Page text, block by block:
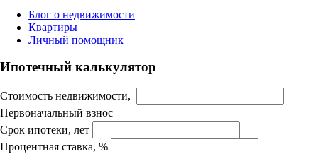
Блог о недвижимости
Квартиры
Личный помощник
Ипотечный калькулятор
Стоимость недвижимости,
Первоначальный взнос
Срок ипотеки, лет
Процентная ставка, %